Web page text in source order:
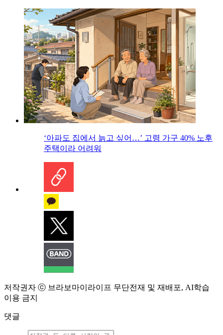
‘아파도 집에서 늙고 싶어…’ 고령 가구 40% 노후
주택이라 어려워
저작권자 ⓒ 브라보마이라이프 무단전재 및 재배포, AI학습
이용 금지
댓글